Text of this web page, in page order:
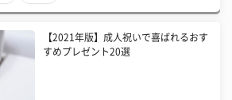
【2021年版】成人祝いで喜ばれるおす
すめプレゼント20選